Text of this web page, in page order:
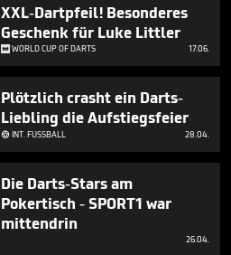
XXL-Dartpfeil! Besonderes
Geschenk für Luke Littler
WORLD CUP OF DARTS 17.06.
Plötzlich crasht ein Darts-
Liebling die Aufstiegsfeier
INT. FUSSBALL 28.04.
Die Darts-Stars am
Pokertisch - SPORT1 war
mittendrin
26.04.